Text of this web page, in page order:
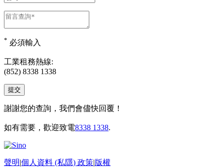
* 必須輸入
工業租務熱線:
(852) 8338 1338
謝謝您的查詢，我們會儘快回覆！
如有需要，歡迎致電8338 1338.
聲明|個人資料 (私隱) 政策|版權